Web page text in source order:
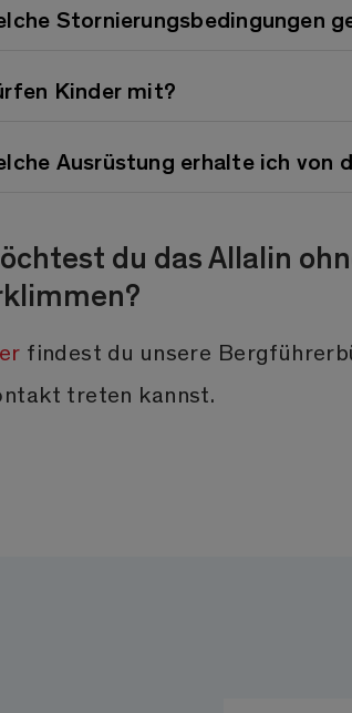
Stornierungsbedingungen
Kinder mit?
Ausrüstung erhalte ich von
du das Allalin
findest du unsere
treten kannst.